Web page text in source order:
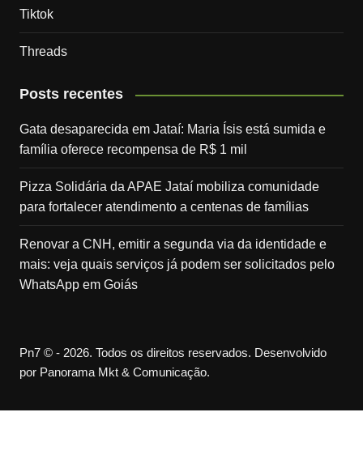
Tiktok
Threads
Posts recentes
Gata desaparecida em Jataí: Maria Ísis está sumida e
família oferece recompensa de R$ 1 mil
Pizza Solidária da APAE Jataí mobiliza comunidade
para fortalecer atendimento a centenas de famílias
Renovar a CNH, emitir a segunda via da identidade e
mais: veja quais serviços já podem ser solicitados pelo
WhatsApp em Goiás
Pn7 © - 2026. Todos os direitos reservados. Desenvolvido
por Panorama Mkt & Comunicação.